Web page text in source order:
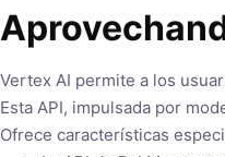
Vertex AI permite a los
Esta API, impulsada por
Ofrece características